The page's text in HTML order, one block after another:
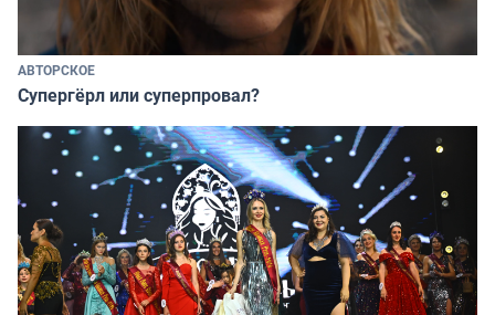
АВТОРСКОЕ
Супергёрл или суперпровал?